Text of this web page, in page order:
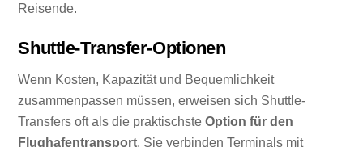
Reisende.
Shuttle-Transfer-Optionen
Wenn Kosten, Kapazität und Bequemlichkeit
zusammenpassen müssen, erweisen sich Shuttle-
Transfers oft als die praktischsteOption für den
Flughafentransport. Sie verbinden Terminals mit